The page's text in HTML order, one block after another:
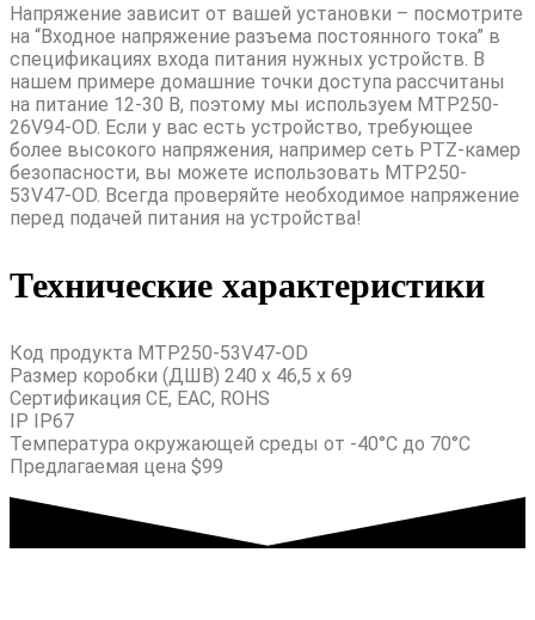
Напряжение зависит от вашей установки – посмотрите
на “Входное напряжение разъема постоянного тока” в
спецификациях входа питания нужных устройств. В
нашем примере домашние точки доступа рассчитаны
на питание 12-30 В, поэтому мы используем MTP250-
26V94-OD. Если у вас есть устройство, требующее
более высокого напряжения, например сеть PTZ-камер
безопасности, вы можете использовать MTP250-
53V47-OD. Всегда проверяйте необходимое напряжение
перед подачей питания на устройства!
Технические характеристики
Код продукта MTP250-53V47-OD
Размер коробки (ДШВ) 240 x 46,5 x 69
Сертификация CE, EAC, ROHS
IP IP67
Температура окружающей среды от -40°C до 70°C
Предлагаемая цена $99